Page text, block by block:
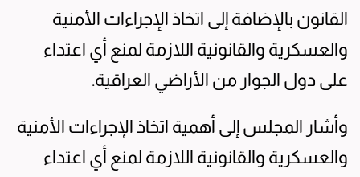
القانون بالإضافة إلى اتخاذ الإجراءات الأمنية
والعسكرية والقانونية اللازمة لمنع أي اعتداء
على دول الجوار من الأراضي العراقية.
وأشار المجلس إلى أهمية اتخاذ الإجراءات الأمنية
والعسكرية والقانونية اللازمة لمنع أي اعتداء